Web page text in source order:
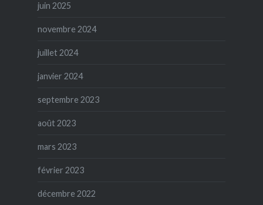
juin 2025
novembre 2024
juillet 2024
janvier 2024
septembre 2023
août 2023
mars 2023
février 2023
décembre 2022